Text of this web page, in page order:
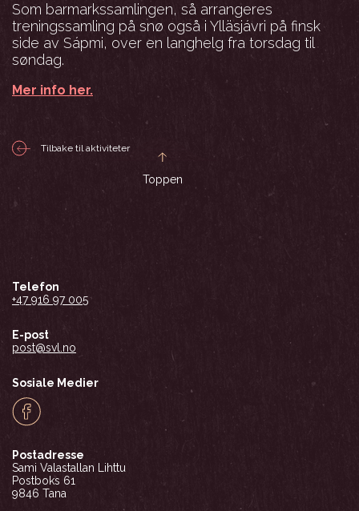
Som barmarkssamlingen, så arrangeres
treningssamling på snø også i Ylläsjávri på finsk
side av Sápmi, over en langhelg fra torsdag til
søndag.
Mer info her.
Tilbake til aktiviteter
Toppen
Telefon
+47 916 97 005
E-post
post@svl.no
Sosiale Medier
Postadresse
Sami Valastallan Lihttu
Postboks 61
9846 Tana